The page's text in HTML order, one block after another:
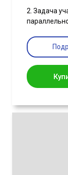
2. Задача